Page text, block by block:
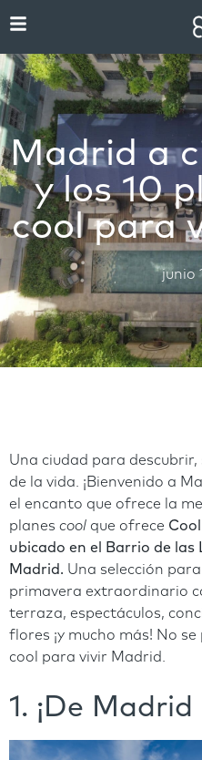
Madrid a
y los 10
cool para
junio
Una ciudad para
de la vida. ¡Bienvenido a
el encanto que ofrece la
planes cool que ofrece
ubicado en el Barrio de las
Madrid. Una selección
primavera extraordinario
terraza, espectáculos,
flores ¡y mucho más! No
cool para vivir Madrid.
1. ¡De